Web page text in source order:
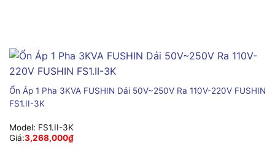
Ổn Áp 1 Pha 3KVA FUSHIN Dải 50V~250V Ra 110V-220V FUSHIN
FS1.II-3K
Model: FS1.II-3K
Giá:3,268,000₫